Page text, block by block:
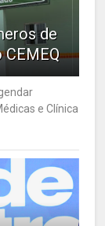
de
e Clínica